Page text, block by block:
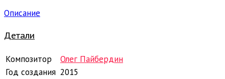
Описание
Детали
Композитор
Олег Пайбердин
Год создания 2015